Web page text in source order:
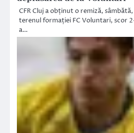
CFR Cluj a obținut o remiză,
terenul formației FC Voluntari, scor
a…